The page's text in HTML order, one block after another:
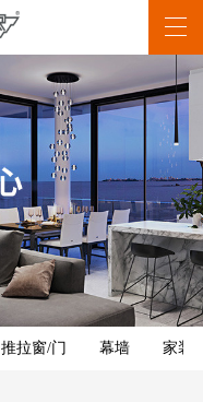
推拉窗/门 幕墙 家装